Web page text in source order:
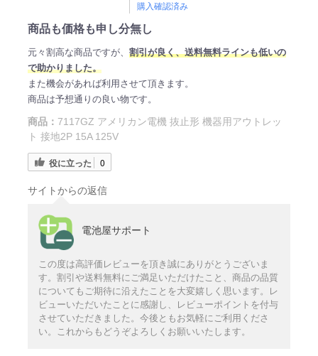
購入確認済み
商品も価格も申し分無し
元々割高な商品ですが、 割引が良く、送料無料ラインも低いの
で助かりました。
また機会があれば利用させて頂きます。
商品は予想通りの良い物です。
商品： 7117GZ アメリカン電機 抜止形 機器用アウトレッ
ト 接地2P 15A 125V
役に立った 0
サイトからの返信
電池屋サポート
この度は高評価レビューを頂き誠にありがとうございま
す。割引や送料無料にご満足いただけたこと、商品の品質
についてもご期待に沿えたことを大変嬉しく思います。レ
ビューいただいたことに感謝し、レビューポイントを付与
させていただきました。今後ともお気軽にご利用くださ
い。これからもどうぞよろしくお願いいたします。